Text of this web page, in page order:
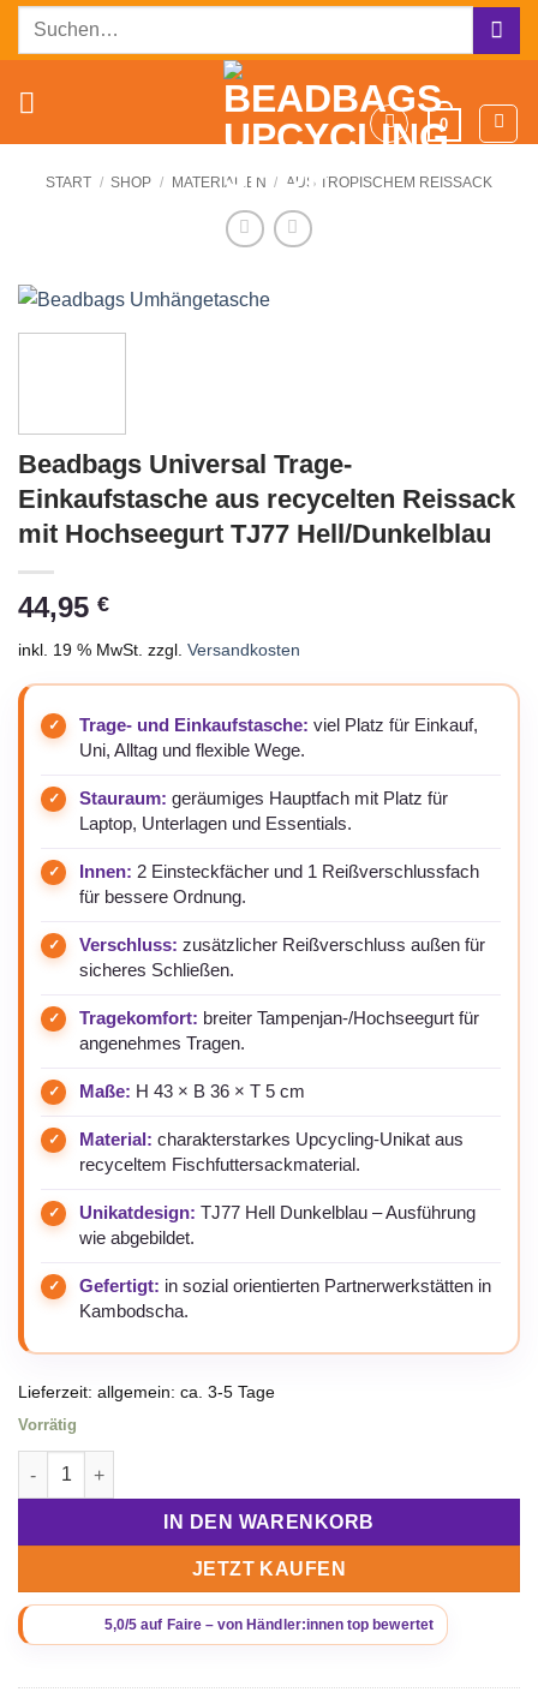
ZumSuchen
0
START / SHOP / MATERIALIEN / AUS TROPISCHEM REISSACK
Beadbags Universal Trage-
Einkaufstasche aus recycelten Reissack
mit Hochseegurt TJ77 Hell/Dunkelblau
44,95 €
inkl. 19 % MwSt. zzgl. Versandkosten
Trage- und Einkaufstasche: viel Platz für Einkauf,
Uni, Alltag und flexible Wege.
Stauraum: geräumiges Hauptfach mit Platz für
Laptop, Unterlagen und Essentials.
Innen: 2 Einsteckfächer und 1 Reißverschlussfach
für bessere Ordnung.
Verschluss: zusätzlicher Reißverschluss außen für
sicheres Schließen.
Tragekomfort: breiter Tampenjan-/Hochseegurt für
angenehmes Tragen.
Maße: H 43 × B 36 × T 5 cm
Material: charakterstarkes Upcycling-Unikat aus
recyceltem Fischfuttersackmaterial.
Unikatdesign: TJ77 Hell Dunkelblau – Ausführung
wie abgebildet.
Gefertigt: in sozial orientierten Partnerwerkstätten in
Kambodscha.
Lieferzeit: allgemein: ca. 3-5 Tage
Vorrätig
Beadbags Universal Trage- Einkaufstasche aus recycelten
IN DEN WARENKORB
JETZT KAUFEN